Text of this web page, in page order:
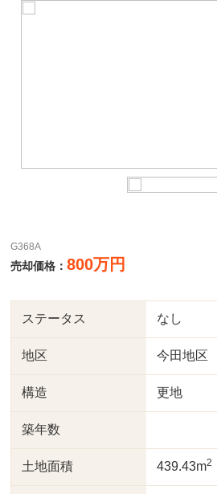
G368A
売却価格：800万円
ステータス なし
地区 今田地区
構造 更地
築年数
土地面積 439.43m2